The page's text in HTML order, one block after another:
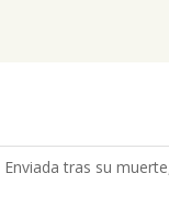
Enviada tras su